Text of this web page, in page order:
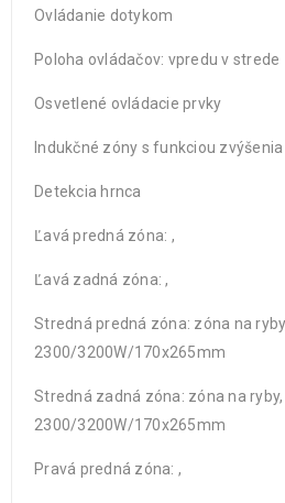
Ovládanie dotykom
Poloha ovládačov: vpredu v strede
Osvetlené ovládacie prvky
Indukčné zóny s funkciou
Detekcia hrnca
Ľavá predná zóna: ,
Ľavá zadná zóna: ,
Stredná predná zóna: zóna na
2300/3200W/170x265mm
Stredná zadná zóna: zóna na
2300/3200W/170x265mm
Pravá predná zóna: ,